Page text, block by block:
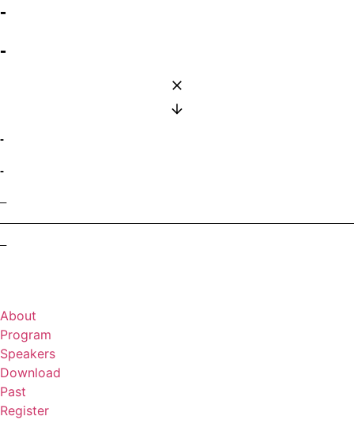
-
-
-
-
–
–
About
Program
Speakers
Download
Past
Register